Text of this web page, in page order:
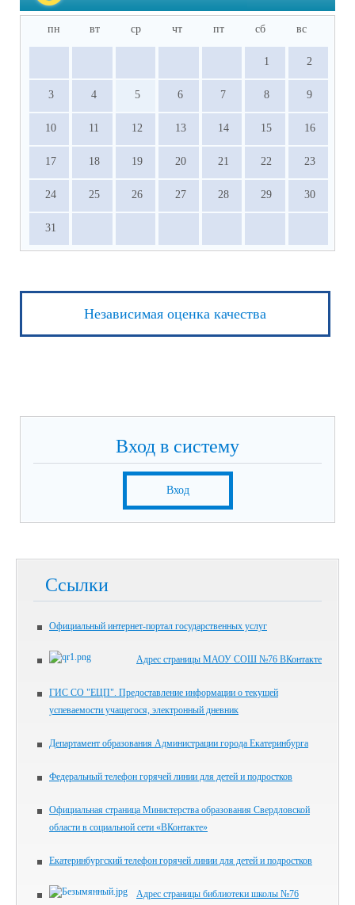
Министерства просвещения РФ.
пн вт ср чт пт сб вс
1 2
3 4 5 6 7 8 9
10 11 12 13 14 15 16
17 18 19 20 21 22 23
24 25 26 27 28 29 30
31
Независимая оценка качества
Вход в систему
Вход
Ссылки
Официальный интернет-портал государственных услуг
Адрес страницы МАОУ СОШ №76 ВКонтакте
ГИС СО "ЕЦП". Предоставление информации о текущей
успеваемости учащегося, электронный дневник
Департамент образования Администрации города Екатеринбурга
Федеральный телефон горячей линии для детей и подростков
Официальная страница Министерства образования Свердловской
области в социальной сети «ВКонтакте»
Екатеринбургский телефон горячей линии для детей и подростков
Адрес страницы библиотеки школы №76